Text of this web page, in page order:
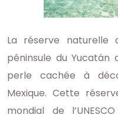
La réserve naturelle
péninsule du Yucatán
perle cachée à
Mexique. Cette
mondial de